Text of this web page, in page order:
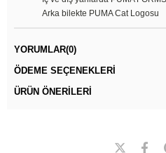
Arka bilekte PUMA Cat Logosu
YORUMLAR(0)
ÖDEME SEÇENEKLERI
ÜRÜN ÖNERILERI